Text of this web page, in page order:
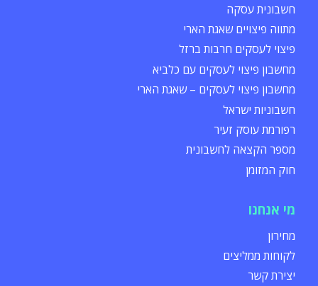
חשבונית עסקה
מתווה פיצויים שאגת הארי
פיצוי לעסקים חרבות ברזל
מחשבון פיצוי לעסקים עם כלביא
מחשבון פיצוי לעסקים – שאגת הארי
חשבוניות ישראל
רפורמת עוסק זעיר
מספר הקצאה לחשבונית
חוק המזומן
מי אנחנו
מחירון
לקוחות ממליצים
יצירת קשר